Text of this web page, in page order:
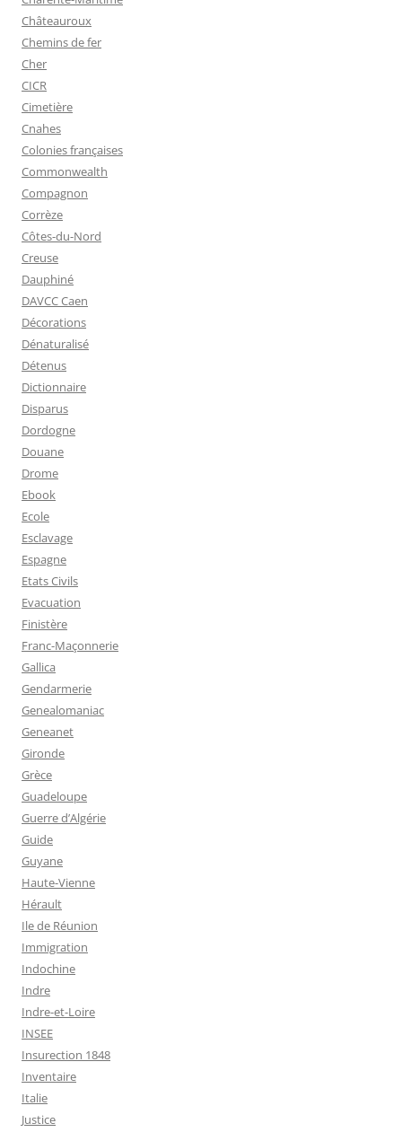
Châteauroux
Chemins de fer
Cher
CICR
Cimetière
Cnahes
Colonies françaises
Commonwealth
Compagnon
Corrèze
Côtes-du-Nord
Creuse
Dauphiné
DAVCC Caen
Décorations
Dénaturalisé
Détenus
Dictionnaire
Disparus
Dordogne
Douane
Drome
Ebook
Ecole
Esclavage
Espagne
Etats Civils
Evacuation
Finistère
Franc-Maçonnerie
Gallica
Gendarmerie
Genealomaniac
Geneanet
Gironde
Grèce
Guadeloupe
Guerre d’Algérie
Guide
Guyane
Haute-Vienne
Hérault
Ile de Réunion
Immigration
Indochine
Indre
Indre-et-Loire
INSEE
Insurection 1848
Inventaire
Italie
Justice